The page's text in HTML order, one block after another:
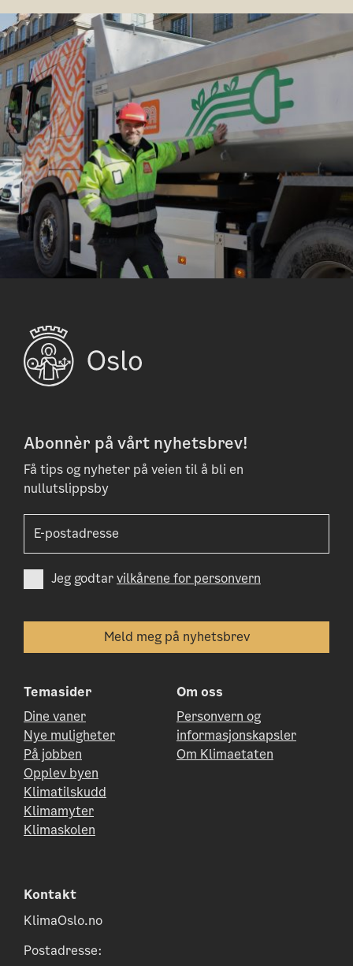
Abonnèr på vårt nyhetsbrev!
Få tips og nyheter på veien til å bli en
nullutslippsby
Jeg godtarvilkårene for personvern
Temasider
Dine vaner
Nye muligheter
På jobben
Opplev byen
Klimatilskudd
Klimamyter
Klimaskolen
Om oss
Personvern og
informasjonskapsler
Om Klimaetaten
Kontakt
KlimaOslo.no
Postadresse: